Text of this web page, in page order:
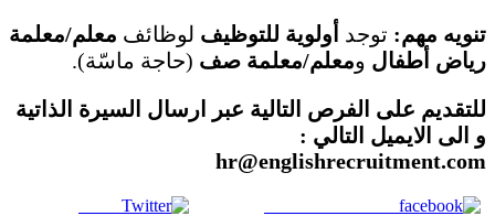
تنويه مهم: توجد أولوية للتوظيف لوظائف معلم/معلمة
رياض أطفال ومعلم/معلمة صف (حاجة ماسّة).
للتقديم على الفرص التالية عبر ارسال السيرة الذاتية
و الى الايميل التالي :
hr@englishrecruitment.com